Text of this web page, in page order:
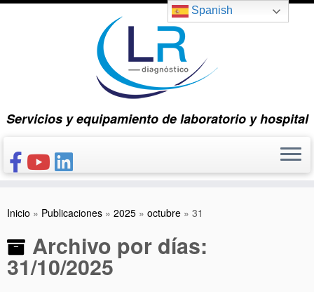
Saltar
Servicios y equipamiento de laboratorio y hospital
CONÓCENOS
NUESTROS PRODUCTOS
PUBLICACIONES
Inicio » Publicaciones » 2025 » octubre » 31
Archivo por días:
31/10/2025
Spanish